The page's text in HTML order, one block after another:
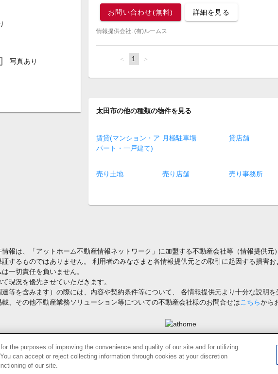
写真あり
お問い合わせ(無料) 詳細を見る
情報提供会社: (有)ルームス
page
You're
page
1 page
太田市の他の種類の物件を見る
賃貸(マンション・ア
パート・一戸建て)
月極駐車場 貸店舗
売り土地 売り店舗 売り事務所
報は、「アットホーム不動産情報ネットワーク」に加盟する不動産会社等（情報提供
するものではありません。 利用者のみなさまと各情報提供元との取引に起因する損害
一切責任を負いません。
現況を優先させていただきます。
等を含みます）の際には、内容や契約条件等について、 各情報提供元より十分な説明
、その他不動産業務ソリューション等についての不動産会社様のお問合せはこちらから
している情報の無断転載を禁止します。著作権はアットホーム（株）またはその情報提供者に帰属します。
ています。 1
the purposes of improving the convenience and quality of our site and for utilizing
can accept or reject collecting information through cookies at your discretion
of our site.